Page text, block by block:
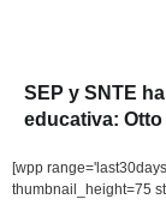
SEP y SNTE
educativa: Otto
[wpp
thumbnail_height=75